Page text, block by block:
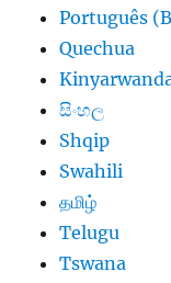
Português
Quechua
සිංහල
Shqip
Swahili
தமிழ்
Telugu
Tswana